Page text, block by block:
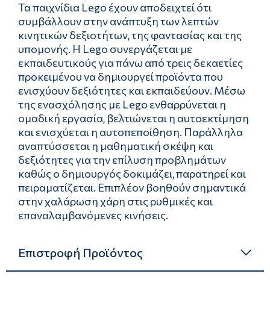
Τα παιχνίδια Lego έχουν αποδειχτεί ότι
συμβάλλουν στην ανάπτυξη των λεπτών
κινητικών δεξιοτήτων, της φαντασίας και της
υπομονής. Η Lego συνεργάζεται με
εκπαιδευτικούς για πάνω από τρεις δεκαετίες
προκειμένου να δημιουργεί προϊόντα που
ενισχύουν δεξιότητες και εκπαιδεύουν. Μέσω
της ενασχόλησης με Lego ενθαρρύνεται η
ομαδική εργασία, βελτιώνεται η αυτοεκτίμηση
και ενισχύεται η αυτοπεποίθηση. Παράλληλα
αναπτύσσεται η μαθηματική σκέψη και
δεξιότητες για την επίλυση προβλημάτων
καθώς ο δημιουργός δοκιμάζει, παρατηρεί και
πειραματίζεται. Επιπλέον βοηθούν σημαντικά
στην χαλάρωση χάρη στις ρυθμικές και
επαναλαμβανόμενες κινήσεις.
Επιστροφή Προϊόντος